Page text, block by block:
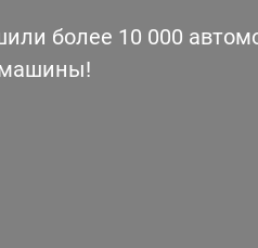
более 10 000
машины!